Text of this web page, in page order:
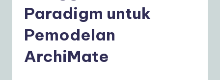
InParadigm untuk
Pemodelan
ArchiMate